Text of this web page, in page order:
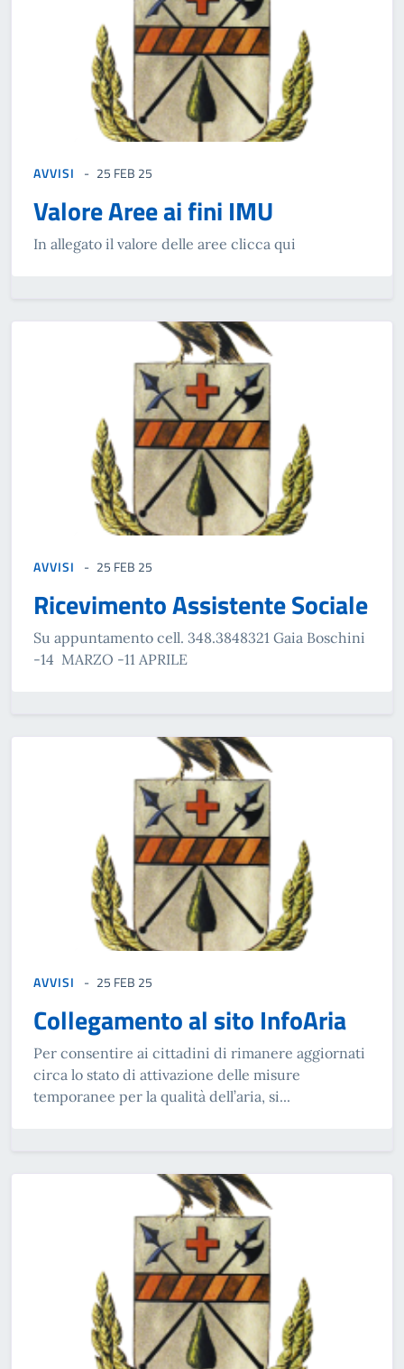
AVVISI 25 FEB 25
Valore Aree ai fini IMU
In allegato il valore delle aree clicca qui
AVVISI 25 FEB 25
Ricevimento Assistente Sociale
Su appuntamento cell. 348.3848321 Gaia Boschini
-14 MARZO -11 APRILE
AVVISI 25 FEB 25
Collegamento al sito InfoAria
Per consentire ai cittadini di rimanere aggiornati
circa lo stato di attivazione delle misure
temporanee per la qualità dell’aria, si...